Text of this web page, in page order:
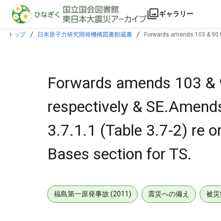
本文に飛ぶ
ギャラリー
トップ 日本原子力研究開発機構図書館蔵書
Forwards amends 103 &
Forwards amends 103
respectively &
3.7.1.1 (Table 3.7-2) re
Bases section for TS.
福島第一原発事故 (2011) 震災への備え 被災